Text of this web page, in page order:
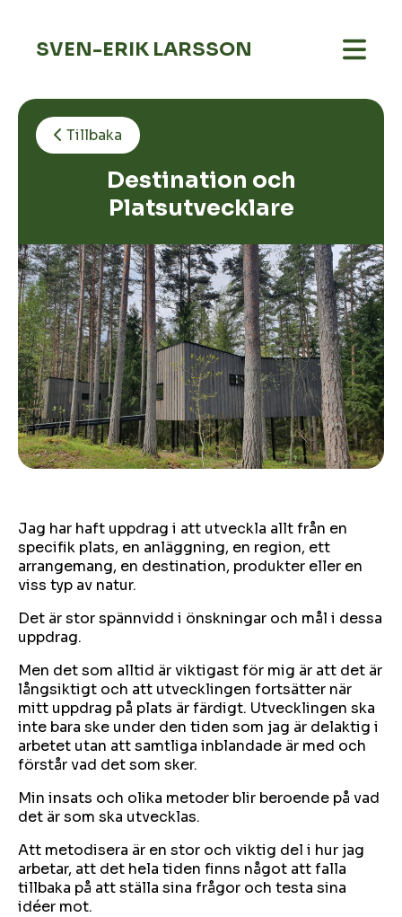
SVEN-ERIK LARSSON
Destination och
Platsutvecklare
Tillbaka
Jag har haft uppdrag i att utveckla allt från en
specifik plats, en anläggning, en region, ett
arrangemang, en destination, produkter eller en
viss typ av natur.
Det är stor spännvidd i önskningar och mål i dessa
uppdrag.
Men det som alltid är viktigast för mig är att det är
långsiktigt och att utvecklingen fortsätter när
mitt uppdrag på plats är färdigt. Utvecklingen ska
inte bara ske under den tiden som jag är delaktig i
arbetet utan att samtliga inblandade är med och
förstår vad det som sker.
Min insats och olika metoder blir beroende på vad
det är som ska utvecklas.
Att metodisera är en stor och viktig del i hur jag
arbetar, att det hela tiden finns något att falla
tillbaka på att ställa sina frågor och testa sina
idéer mot.